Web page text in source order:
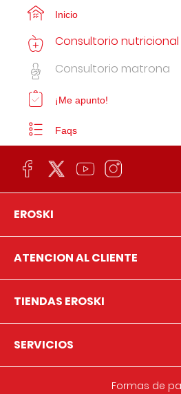
Inicio
Consultorio nutricional
Consultorio matrona
¡Me apunto!
Faqs
EROSKI
ATENCION AL CLIENTE
TIENDAS EROSKI
SERVICIOS
Formas de